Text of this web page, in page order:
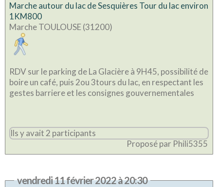
Marche autour du lac de Sesquières Tour du lac environ
1KM800
Marche TOULOUSE (31200)
RDV sur le parking de La Glacière à 9H45, possibilité de
boire un café, puis 2ou 3tours du lac, en respectant les
gestes barriere et les consignes gouvernementales
Ils y avait 2 participants
Proposé par Phili5355
vendredi 11 février 2022 à 20:30